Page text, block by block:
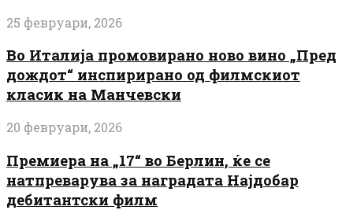
25 февруари, 2026
Во Италија промовирано ново вино „Пред
дождот“ инспирирано од филмскиот
класик на Манчевски
20 февруари, 2026
Премиера на „17“ во Берлин, ќе се
натпреварува за наградата Најдобар
дебитантски филм